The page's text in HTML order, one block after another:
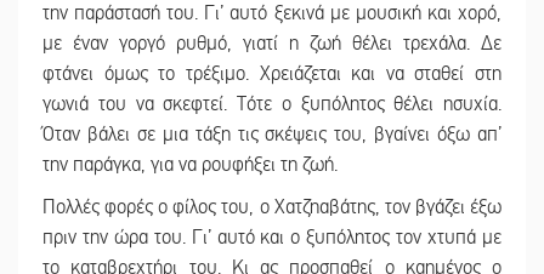
την παράστασή του. Γι’ αυτό ξεκινά με μουσική και χορό,
με έναν γοργό ρυθμό, γιατί η ζωή θέλει τρεχάλα. Δε
φτάνει όμως το τρέξιμο. Χρειάζεται και να σταθεί στη
γωνιά του να σκεφτεί. Τότε ο ξυπόλητος θέλει ησυχία.
Όταν βάλει σε μια τάξη τις σκέψεις του, βγαίνει όξω απ’
την παράγκα, για να ρουφήξει τη ζωή.
Πολλές φορές ο φίλος του, ο Χατζηαβάτης, τον βγάζει έξω
πριν την ώρα του. Γι’ αυτό και ο ξυπόλητος τον χτυπά με
το καταβρεχτήρι του. Κι ας προσπαθεί ο καημένος ο